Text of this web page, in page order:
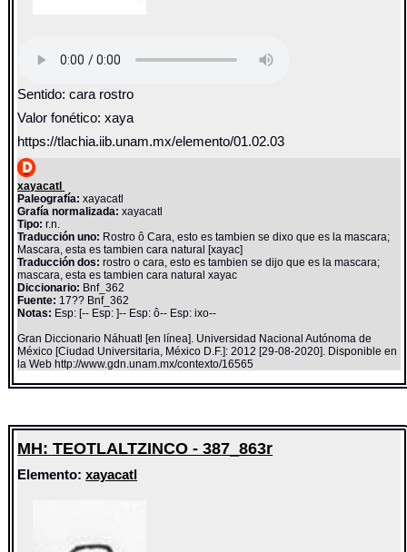
Sentido: cara rostro
Valor fonético: xaya
https://tlachia.iib.unam.mx/elemento/01.02.03
xayacatl
Paleografía: xayacatl
Grafía normalizada: xayacatl
Tipo: r.n.
Traducción uno: Rostro ô Cara, esto es tambien se dixo que es la mascara;
Mascara, esta es tambien cara natural [xayac]
Traducción dos: rostro o cara, esto es tambien se dijo que es la mascara;
mascara, esta es tambien cara natural xayac
Diccionario: Bnf_362
Fuente: 17?? Bnf_362
Notas: Esp: [-- Esp: ]-- Esp: ô-- Esp: ixo--
Gran Diccionario Náhuatl [en línea]. Universidad Nacional Autónoma de
México [Ciudad Universitaria, México D.F.]: 2012 [29-08-2020]. Disponible en
la Web http://www.gdn.unam.mx/contexto/16565
MH: TEOTLALTZINCO - 387_863r
Elemento:xayacatl